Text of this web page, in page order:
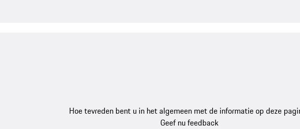
Hoe tevreden bent u in het algemeen met de informatie op deze
Geef nu feedback